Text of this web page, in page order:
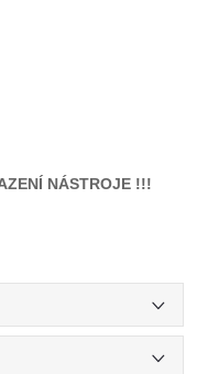
NÁSTROJE !!!